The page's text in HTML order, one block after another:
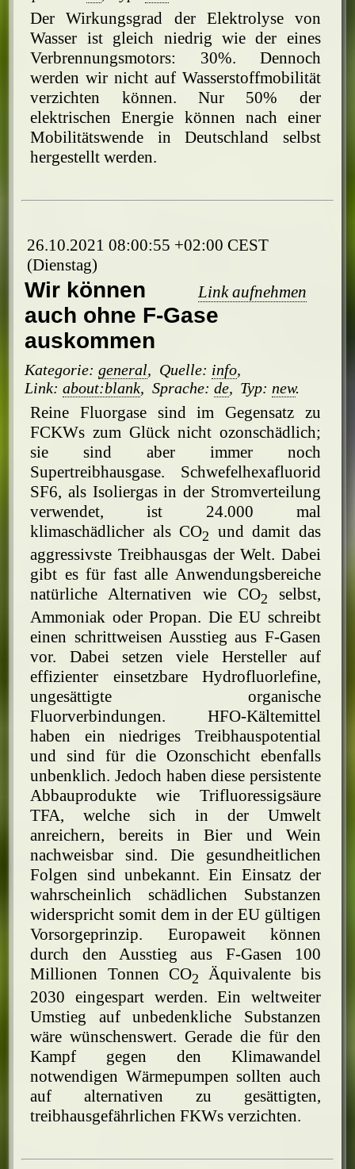
Der Wirkungsgrad der Elektrolyse von
Wasser ist gleich niedrig wie der eines
Verbrennungsmotors: 30%. Dennoch
werden wir nicht auf Wasserstoffmobilität
verzichten können. Nur 50% der
elektrischen Energie können nach einer
Mobilitätswende in Deutschland selbst
hergestellt werden.
26.10.2021 08:00:55 +02:00 CEST
(Dienstag)
Link aufnehmen
Wir können
auch ohne F-Gase
auskommen
Kategorie:general, Quelle: info,
Link:about:blank, Sprache: de, Typ: new.
Reine Fluorgase sind im Gegensatz zu
FCKWs zum Glück nicht ozonschädlich;
sie sind aber immer noch
Supertreibhausgase. Schwefelhexafluorid
SF6, als Isoliergas in der Stromverteilung
verwendet, ist 24.000 mal
klimaschädlicher als CO2 und damit das
aggressivste Treibhausgas der Welt. Dabei
gibt es für fast alle Anwendungsbereiche
natürliche Alternativen wie CO2
selbst,
Ammoniak oder Propan. Die EU schreibt
einen schrittweisen Ausstieg aus F-Gasen
vor. Dabei setzen viele Hersteller auf
effizienter einsetzbare Hydrofluorlefine,
ungesättigte organische
Fluorverbindungen. HFO-Kältemittel
haben ein niedriges Treibhauspotential
und sind für die Ozonschicht ebenfalls
unbenklich. Jedoch haben diese persistente
Abbauprodukte wie Trifluoressigsäure
TFA, welche sich in der Umwelt
anreichern, bereits in Bier und Wein
nachweisbar sind. Die gesundheitlichen
Folgen sind unbekannt. Ein Einsatz der
wahrscheinlich schädlichen Substanzen
widerspricht somit dem in der EU gültigen
Vorsorgeprinzip. Europaweit können
durch den Ausstieg aus F-Gasen 100
Millionen Tonnen CO2
Äquivalente bis
2030 eingespart werden. Ein weltweiter
Umstieg auf unbedenkliche Substanzen
wäre wünschenswert. Gerade die für den
Kampf gegen den Klimawandel
notwendigen Wärmepumpen sollten auch
auf alternativen zu gesättigten,
treibhausgefährlichen FKWs verzichten.